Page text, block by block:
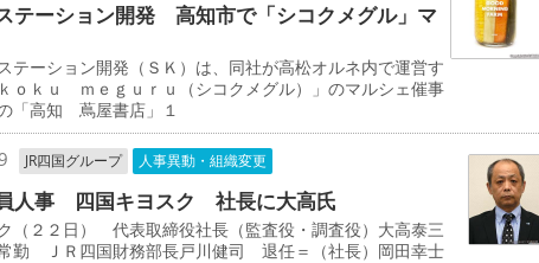
テーション開発 高知市で「シコクメグル」マ
テーション開発（ＳＫ）は、同社が高松オルネ内で運営す
ｏｋｕ ｍｅｇｕｒｕ（シコクメグル）」のマルシェ催事
「高知 蔦屋書店」１
JR四国グループ 人事異動・組織変更
人事 四国キヨスク 社長に大高氏
（２２日） 代表取締役社長（監査役・調査役）大高泰三
勤 ＪＲ四国財務部長戸川健司 退任＝（社長）岡田幸士